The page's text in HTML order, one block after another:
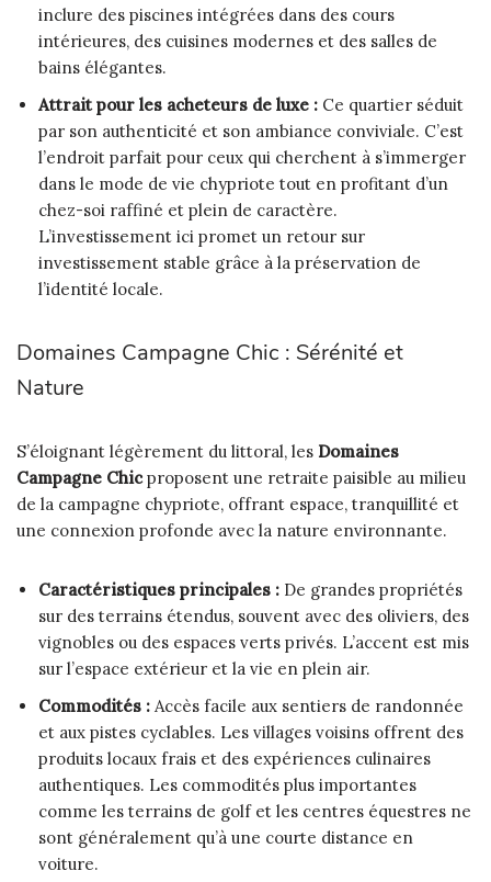
inclure des piscines intégrées dans des cours
intérieures, des cuisines modernes et des salles de
bains élégantes.
Attrait pour les acheteurs de luxe : Ce quartier séduit
par son authenticité et son ambiance conviviale. C’est
l’endroit parfait pour ceux qui cherchent à s’immerger
dans le mode de vie chypriote tout en profitant d’un
chez-soi raffiné et plein de caractère.
L’investissement ici promet un retour sur
investissement stable grâce à la préservation de
l’identité locale.
Domaines Campagne Chic : Sérénité et
Nature
S’éloignant légèrement du littoral, les Domaines
Campagne Chicproposent une retraite paisible au milieu
de la campagne chypriote, offrant espace, tranquillité et
une connexion profonde avec la nature environnante.
Caractéristiques principales : De grandes propriétés
sur des terrains étendus, souvent avec des oliviers, des
vignobles ou des espaces verts privés. L’accent est mis
sur l’espace extérieur et la vie en plein air.
Commodités : Accès facile aux sentiers de randonnée
et aux pistes cyclables. Les villages voisins offrent des
produits locaux frais et des expériences culinaires
authentiques. Les commodités plus importantes
comme les terrains de golf et les centres équestres ne
sont généralement qu’à une courte distance en
voiture.